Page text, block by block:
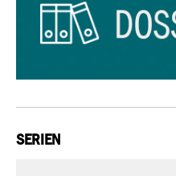
SERIEN